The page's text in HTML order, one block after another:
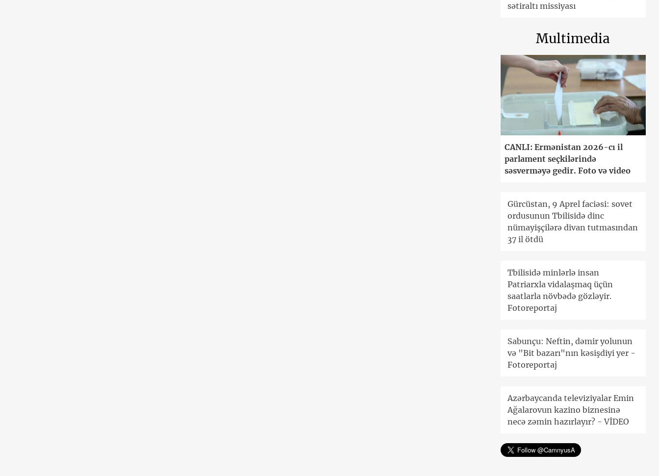
sətiraltı missiyası
Multimedia
CANLI: Ermənistan 2026-cı il
parlament seçkilərində
səsverməyə gedir. Foto və video
Gürcüstan, 9 Aprel faciəsi: sovet
ordusunun Tbilisidə dinc
nümayişçilərə divan tutmasından
37 il ötdü
Tbilisidə minlərlə insan
Patriarxla vidalaşmaq üçün
saatlarla növbədə gözləyir.
Fotoreportaj
Sabunçu: Neftin, dəmir yolunun
və "Bit bazarı"nın kəsişdiyi yer -
Fotoreportaj
Azərbaycanda televiziyalar Emin
Ağalarovun kazino biznesinə
necə zəmin hazırlayır? - VİDEO